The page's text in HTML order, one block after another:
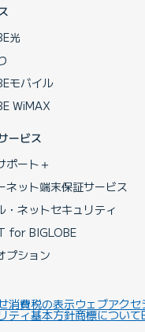
光
モバイル
WiMAX
ービス
ポート＋
ネット端末保証サービス
・ネットセキュリティ
for BIGLOBE
プション
消費税の表示ウェブアク
ティ基本方針商標について